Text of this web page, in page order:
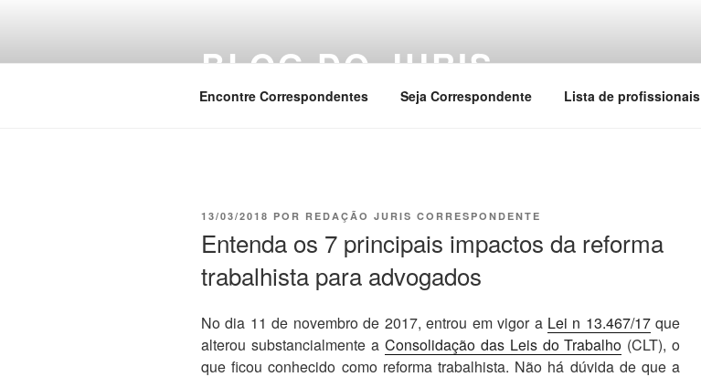
BLOG DO JURIS
Encontre Correspondentes Seja Correspondente Lista de profissionais
PUBLICADO
13/03/2018 POR REDAÇÃO JURIS CORRESPONDENTE
Entenda os 7 principais impactos da reforma
trabalhista para advogados
No dia 11 de novembro de 2017, entrou em vigor a Lei n 13.467/17que
alterou substancialmente a Consolidação das Leis do Trabalho (CLT), o
que ficou conhecido como reforma trabalhista. Não há dúvida de que a